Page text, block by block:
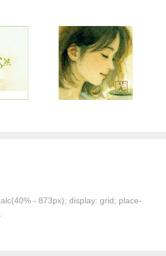
- 873px); display: grid; place-